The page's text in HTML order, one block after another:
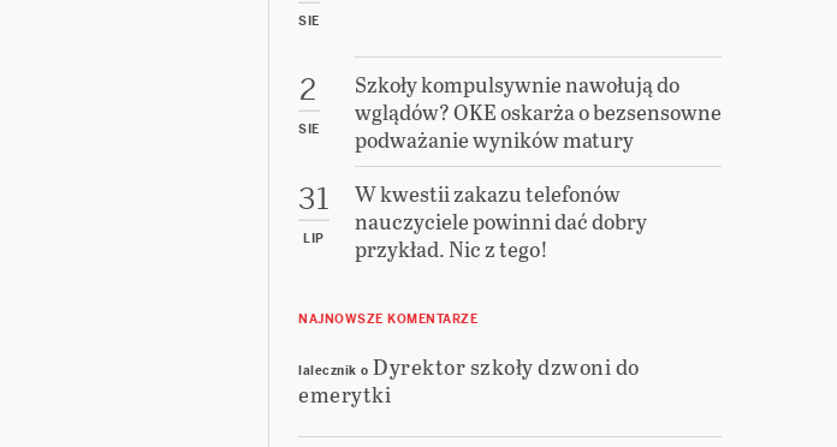
SIE
2
SIE
Szkoły kompulsywnie nawołują do
wglądów? OKE oskarża o bezsensowne
podważanie wyników matury
31
LIP
W kwestii zakazu telefonów
nauczyciele powinni dać dobry
przykład. Nic z tego!
NAJNOWSZE KOMENTARZE
lalecznik o Dyrektor szkoły dzwoni do
emerytki